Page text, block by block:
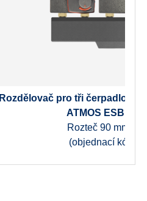
Rozdělovač pro tři čerpadlové
ATMOS ESBE
Rozteč 90 mm –
(objednací kód: